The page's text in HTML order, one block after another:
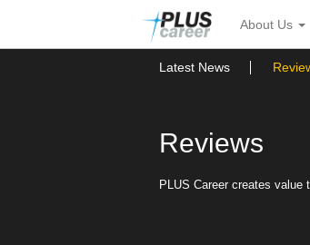
뉴
토
About Us
Latest News
Reviews
PLUS Career creates value